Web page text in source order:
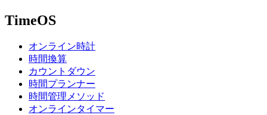
TimeOS
オンライン時計
時間換算
カウントダウン
時間プランナー
時間管理メソッド
オンラインタイマー